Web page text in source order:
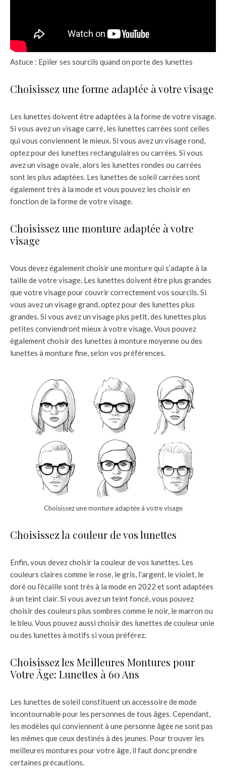
Astuce : Epiler ses sourcils quand on porte des lunettes
Choisissez une forme adaptée à votre visage
Les lunettes doivent être adaptées à la forme de votre visage.
Si vous avez un visage carré, les lunettes carrées sont celles
qui vous conviennent le mieux. Si vous avez un visage rond,
optez pour des lunettes rectangulaires ou carrées. Si vous
avez un visage ovale, alors les lunettes rondes ou carrées
sont les plus adaptées. Les lunettes de soleil carrées sont
également très à la mode et vous pouvez les choisir en
fonction de la forme de votre visage.
Choisissez une monture adaptée à votre
visage
Vous devez également choisir une monture qui s’adapte à la
taille de votre visage. Les lunettes doivent être plus grandes
que votre visage pour couvrir correctement vos sourcils. Si
vous avez un visage grand, optez pour des lunettes plus
grandes. Si vous avez un visage plus petit, des lunettes plus
petites conviendront mieux à votre visage. Vous pouvez
également choisir des lunettes à monture moyenne ou des
lunettes à monture fine, selon vos préférences.
Choisissez une monture adaptée à votre visage
Choisissez la couleur de vos lunettes
Enfin, vous devez choisir la couleur de vos lunettes. Les
couleurs claires comme le rose, le gris, l’argent, le violet, le
doré ou l’écaille sont très à la mode en 2022 et sont adaptées
à un teint clair. Si vous avez un teint foncé, vous pouvez
choisir des couleurs plus sombres comme le noir, le marron ou
le bleu. Vous pouvez aussi choisir des lunettes de couleur unie
ou des lunettes à motifs si vous préférez.
Choisissez les Meilleures Montures pour
Votre Âge: Lunettes à 60 Ans
Les lunettes de soleil constituent un accessoire de mode
incontournable pour les personnes de tous âges. Cependant,
les modèles qui conviennent à une personne âgée ne sont pas
les mêmes que ceux destinés à des jeunes. Pour trouver les
meilleures montures pour votre âge, il faut donc prendre
certaines précautions.